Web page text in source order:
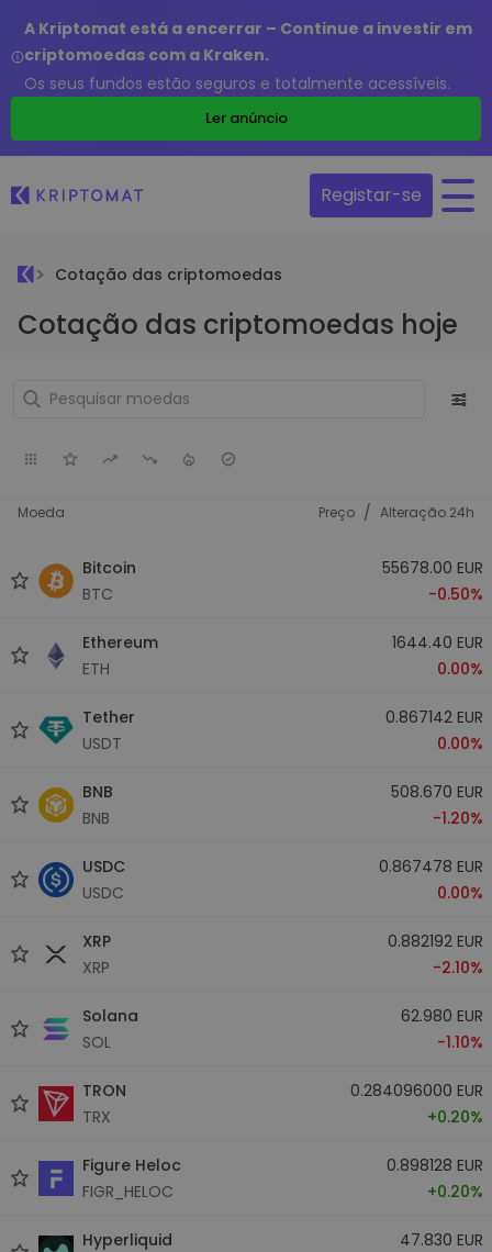
A Kriptomat está a encerrar – Continue a investir em
criptomoedas com a Kraken.
Os seus fundos estão seguros e totalmente acessíveis.
Ler anúncio
Registar-se
Cotação das criptomoedas
Cotação das criptomoedas hoje
Moeda Preço / Alteração 24h
Bitcoin
BTC
55678.00 EUR
-0.50%
Ethereum
ETH
1644.40 EUR
0.00%
Tether
USDT
0.867142 EUR
0.00%
BNB
BNB
508.670 EUR
-1.20%
USDC
USDC
0.867478 EUR
0.00%
XRP
XRP
0.882192 EUR
-2.10%
Solana
SOL
62.980 EUR
-1.10%
TRON
TRX
0.284096000 EUR
+0.20%
Figure Heloc
FIGR_HELOC
0.898128 EUR
+0.20%
Hyperliquid
47.830 EUR